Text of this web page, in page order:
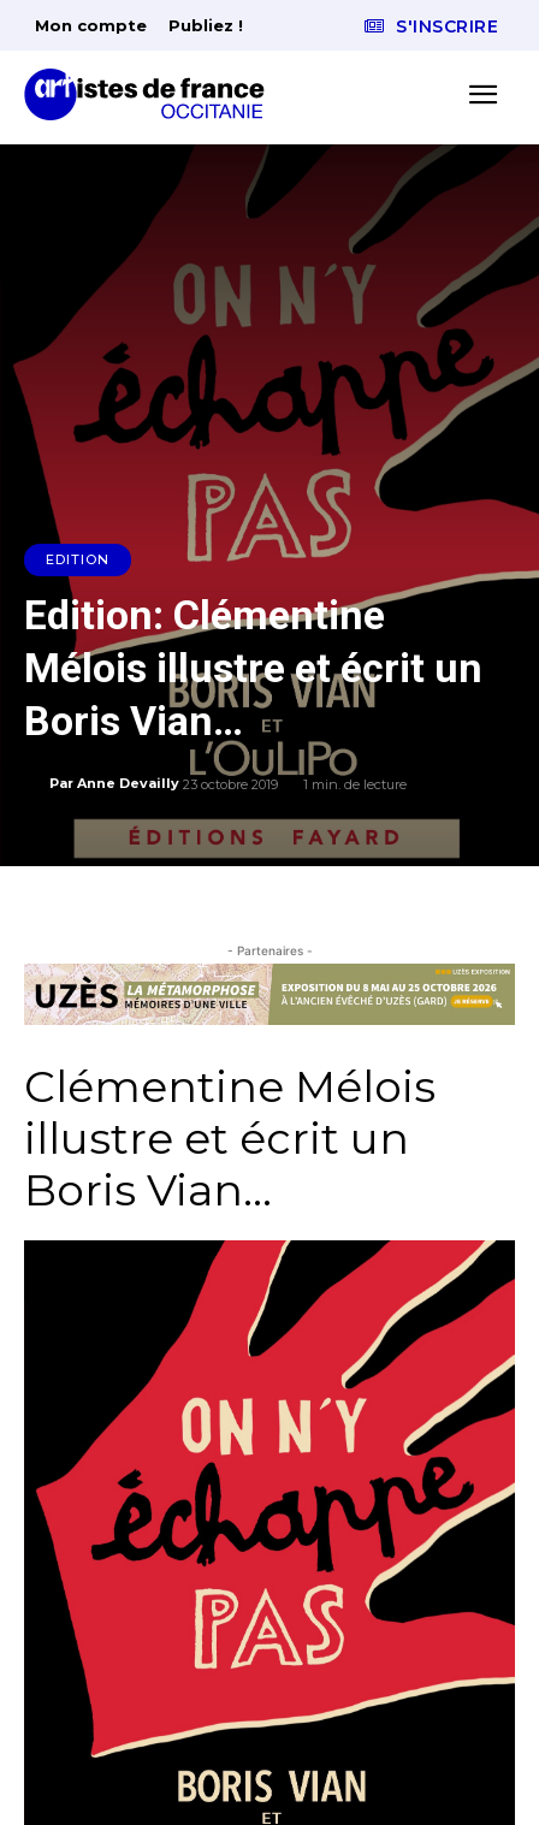
Mon compte Publiez ! S'INSCRIRE
EDITION
Edition: Clémentine
Mélois illustre et écrit un
Boris Vian…
Par Anne Devailly 23 octobre 2019 1 min. de lecture
- Partenaires -
Clémentine Mélois
illustre et écrit un
Boris Vian…